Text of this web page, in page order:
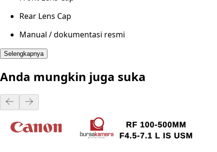
Rear Lens Cap
Manual / dokumentasi resmi
Selengkapnya
Anda mungkin juga suka